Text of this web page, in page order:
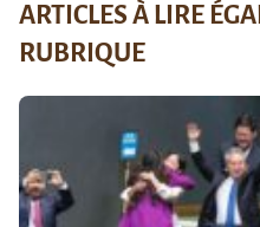
ARTICLES À LIRE
RUBRIQUE